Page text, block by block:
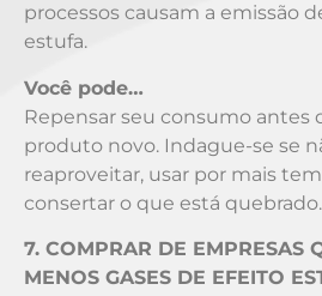
processos causam a emissão
estufa.
Você pode…
Repensar seu consumo antes
produto novo. Indague-se se
reaproveitar, usar por mais
consertar o que está quebrado.
7. COMPRAR DE EMPRESAS
MENOS GASES DE EFEITO